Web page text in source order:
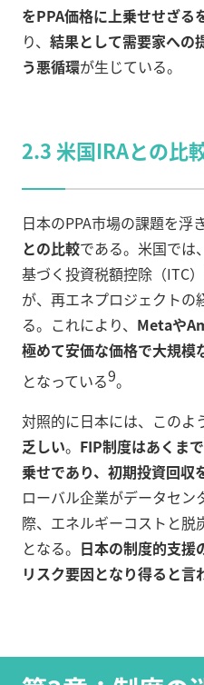
をPPA価格に上乗せせざる
り、 結果として需要家への
う悪循環が生じている。
2.3 米国IRAとの比
日本のPPA市場の課題を浮
との比較である。米国では
基づく投資税額控除（ITC
が、再エネプロジェクトの
る。これにより、 Metaや
極めて安価な価格で大規模
となっている9。
対照的に日本には、このよ
乏しい。 FIP制度はあくま
乗せであり、初期投資回収
ローバル企業がデータセン
際、エネルギーコストと脱
となる。 日本の制度的支援
リスク要因となり得ると言